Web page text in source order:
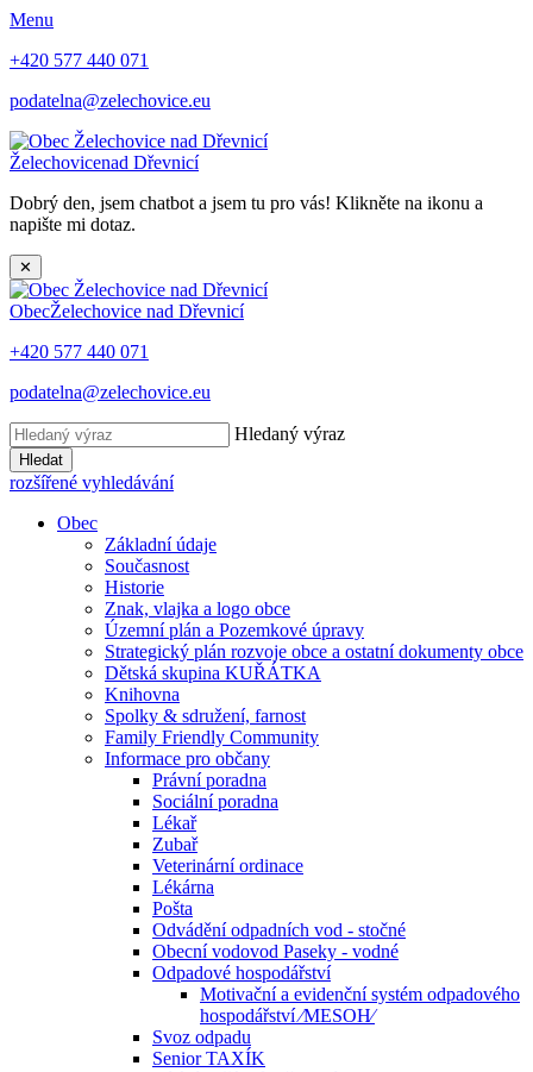
Menu
+420 577 440 071
podatelna@zelechovice.eu
Želechovicenad Dřevnicí
Dobrý den, jsem chatbot a jsem tu pro vás! Klikněte na ikonu a
napište mi dotaz.
✕
ObecŽelechovice nad Dřevnicí
+420 577 440 071
podatelna@zelechovice.eu
Hledaný výraz
Hledat
rozšířené vyhledávání
Obec
Základní údaje
Současnost
Historie
Znak, vlajka a logo obce
Územní plán a Pozemkové úpravy
Strategický plán rozvoje obce a ostatní dokumenty obce
Dětská skupina KUŘÁTKA
Knihovna
Spolky & sdružení, farnost
Family Friendly Community
Informace pro občany
Právní poradna
Sociální poradna
Lékař
Zubař
Veterinární ordinace
Lékárna
Pošta
Odvádění odpadních vod - stočné
Obecní vodovod Paseky - vodné
Odpadové hospodářství
Motivační a evidenční systém odpadového
hospodářství ⁄MESOH⁄
Svoz odpadu
Senior TAXÍK